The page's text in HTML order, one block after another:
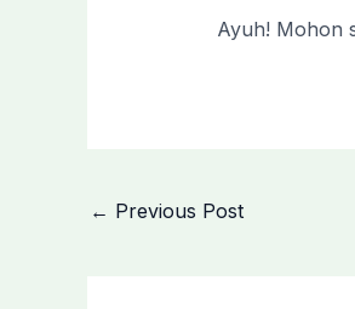
Ayuh! Mohon
← Previous Post